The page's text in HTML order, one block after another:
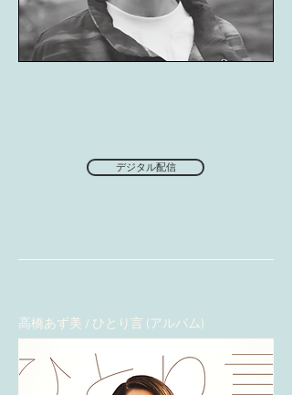
デジタル配信
高橋あず美 / ひとり言 (アルバム)